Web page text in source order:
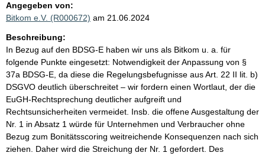
Angegeben von:
Bitkom e.V. (R000672) am 21.06.2024
Beschreibung:
In Bezug auf den BDSG-E haben wir uns als Bitkom u. a. für
folgende Punkte eingesetzt: Notwendigkeit der Anpassung von §
37a BDSG-E, da diese die Regelungsbefugnisse aus Art. 22 II lit. b)
DSGVO deutlich überschreitet – wir fordern einen Wortlaut, der die
EuGH-Rechtsprechung deutlicher aufgreift und
Rechtsunsicherheiten vermeidet. Insb. die offene Ausgestaltung der
Nr. 1 in Absatz 1 würde für Unternehmen und Verbraucher ohne
Bezug zum Bonitätsscoring weitreichende Konsequenzen nach sich
ziehen. Daher wird die Streichung der Nr. 1 gefordert. Des